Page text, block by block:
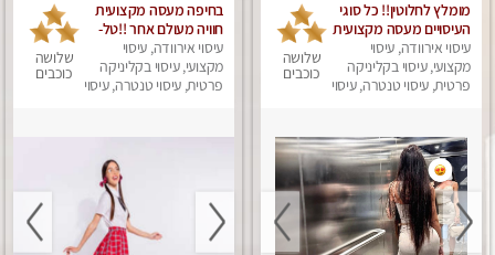
מומלץ לחלוטין!! כל סוגי
העיסויים מעסה מקצועית
ואיכותית פרטי!!!
עיסוי אירוודה, עיסוי
מקצועי, עיסוי בקליניקה
פרטית, עיסוי טנטרה, עיסוי
שלושה
כוכבים
בחיפה מעסה מקצועית
חוויה מעולם אחר !!טל-
0544840029
עיסוי אירוודה, עיסוי
מקצועי, עיסוי בקליניקה
פרטית, עיסוי טנטרה, עיסוי
שלושה
כוכבים